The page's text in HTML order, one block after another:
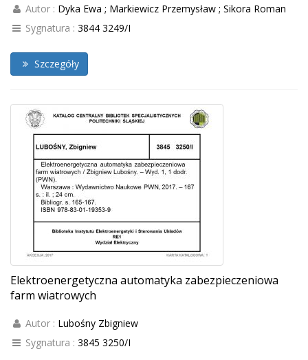
Autor : Dyka Ewa ; Markiewicz Przemysław ; Sikora Roman
Sygnatura : 3844 3249/I
Szczegóły
Elektroenergetyczna automatyka zabezpieczeniowa
farm wiatrowych
Autor : Lubośny Zbigniew
Sygnatura : 3845 3250/I